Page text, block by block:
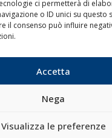
ci permetterà di
o ID unici su questo
il consenso può influire
Accetta
Nega
Visualizza le preferenze
Porti/Interporti
Trasporti
Sostenibilità
di Navigazione
Blue economy
Chi siamo